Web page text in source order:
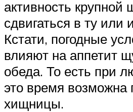
активность крупной
сдвигаться в ту или
Кстати, погодные
влияют на аппетит
обеда. То есть при
это время возможна
хищницы.